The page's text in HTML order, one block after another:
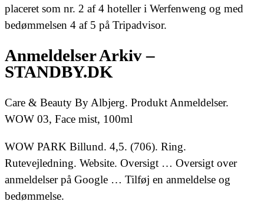
placeret som nr. 2 af 4 hoteller i Werfenweng og med
bedømmelsen 4 af 5 på Tripadvisor.
Anmeldelser Arkiv –
STANDBY.DK
Care & Beauty By Albjerg. Produkt Anmeldelser.
WOW 03, Face mist, 100ml
WOW PARK Billund. 4,5. (706). Ring.
Rutevejledning. Website. Oversigt … Oversigt over
anmeldelser på Google … Tilføj en anmeldelse og
bedømmelse.